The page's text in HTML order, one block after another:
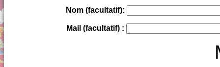
Nom (facultatif):
Mail (facultatif) :